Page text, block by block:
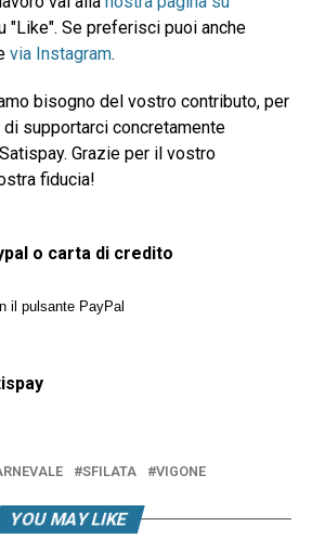
"Like". Se preferisci puoi anche
via Instagram.
bisogno del vostro contributo, per
supportarci concretamente
Grazie per il vostro
fiducia!
o carta di credito
SFILATA VIGONE
YOU MAY LIKE